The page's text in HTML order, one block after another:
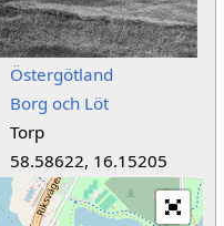
Östergötland
Borg och Löt
Torp
58.58622, 16.15205